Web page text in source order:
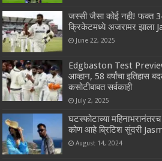
जस्सी जैसा कोई नही! फक्त
क्रिकेटमध्ये अजरामर
June 22, 2025
Edgbaston Test
आव्हान, 58 वर्षांचा इतिहास
कसोटीबाबत सर्वकाही
July 2, 2025
घटस्फोटाच्या
कोण आहे ब्रिटिश सुंदरी
August 14, 2024